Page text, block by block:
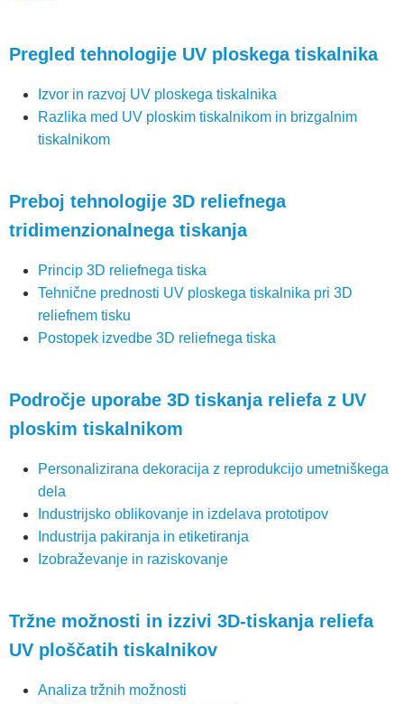
Pregled tehnologije UV ploskega tiskalnika
Izvor in razvoj UV ploskega tiskalnika
Razlika med UV ploskim tiskalnikom in brizgalnim
tiskalnikom
Preboj tehnologije 3D reliefnega
tridimenzionalnega tiskanja
Princip 3D reliefnega tiska
Tehnične prednosti UV ploskega tiskalnika pri 3D
reliefnem tisku
Postopek izvedbe 3D reliefnega tiska
Področje uporabe 3D tiskanja reliefa z UV
ploskim tiskalnikom
Personalizirana dekoracija z reprodukcijo umetniškega
dela
Industrijsko oblikovanje in izdelava prototipov
Industrija pakiranja in etiketiranja
Izobraževanje in raziskovanje
Tržne možnosti in izzivi 3D-tiskanja reliefa
UV ploščatih tiskalnikov
Analiza tržnih možnosti